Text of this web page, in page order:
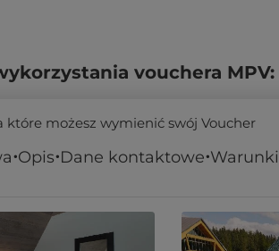
Opis Dane kontaktowe Warunki
vouchera MPV:
które możesz wymienić swój Voucher